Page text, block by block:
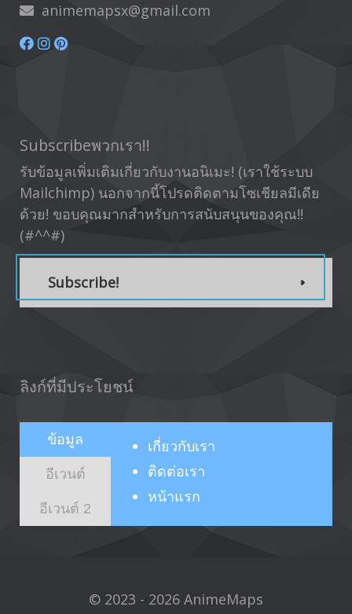
animemapsx@gmail.com
Subscribeพวกเรา!!
รับข้อมูลเพิ่มเติมเกี่ยวกับงานอนิเมะ! (เราใช้ระบบ
Mailchimp) นอกจากนี้โปรดติดตามโซเชียลมีเดีย
ด้วย! ขอบคุณมากสำหรับการสนับสนุนของคุณ!!
(#^^#)
Subscribe!
ลิงก์ที่มีประโยชน์
ข้อมูล
อีเวนต์
อีเวนต์ 2
เกี่ยวกับเรา
ติดต่อเรา
หน้าแรก
© 2023 - 2026 AnimeMaps